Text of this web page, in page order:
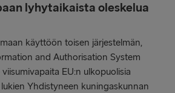
lyhytaikaista oleskelua
käyttöön toisen järjestelmän,
and Authorisation System
EU:n ulkopuolisia
Yhdistyneen kuningaskunnan